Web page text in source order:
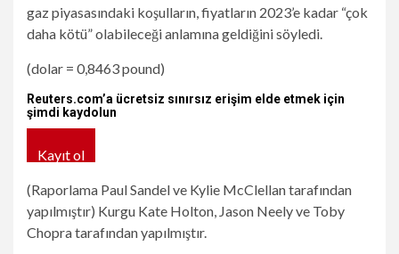
gaz piyasasındaki koşulların, fiyatların 2023’e kadar “çok
daha kötü” olabileceği anlamına geldiğini söyledi.
(dolar = 0,8463 pound)
Reuters.com’a ücretsiz sınırsız erişim elde etmek için
şimdi kaydolun
Kayıt ol
(Raporlama Paul Sandel ve Kylie McClellan tarafından
yapılmıştır) Kurgu Kate Holton, Jason Neely ve Toby
Chopra tarafından yapılmıştır.